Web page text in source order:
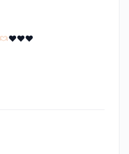
♥️♥️♥️